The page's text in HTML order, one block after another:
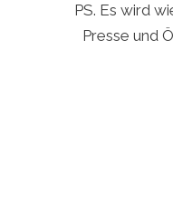
PS. Es wird
Presse und